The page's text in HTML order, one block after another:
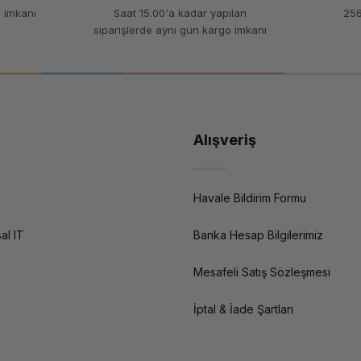
Saat 15.00'a kadar yapılan
siparişlerde aynı gün kargo imkanı
IT
Alışveriş
Havale Bildirim Formu
Banka Hesap Bilgilerimiz
Mesafeli Satış Sözleşmesi
İptal & İade Şartları